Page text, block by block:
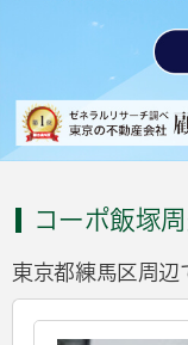
コーポ飯塚
東京都練馬区周辺